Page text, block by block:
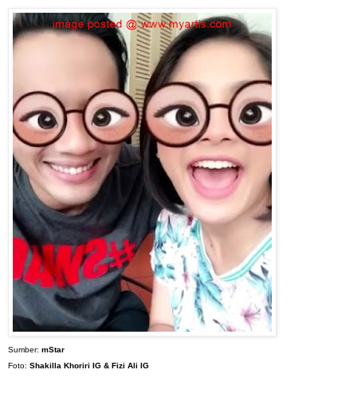
Sumber: mStar
Foto: Shakilla Khoriri IG & Fizi Ali IG